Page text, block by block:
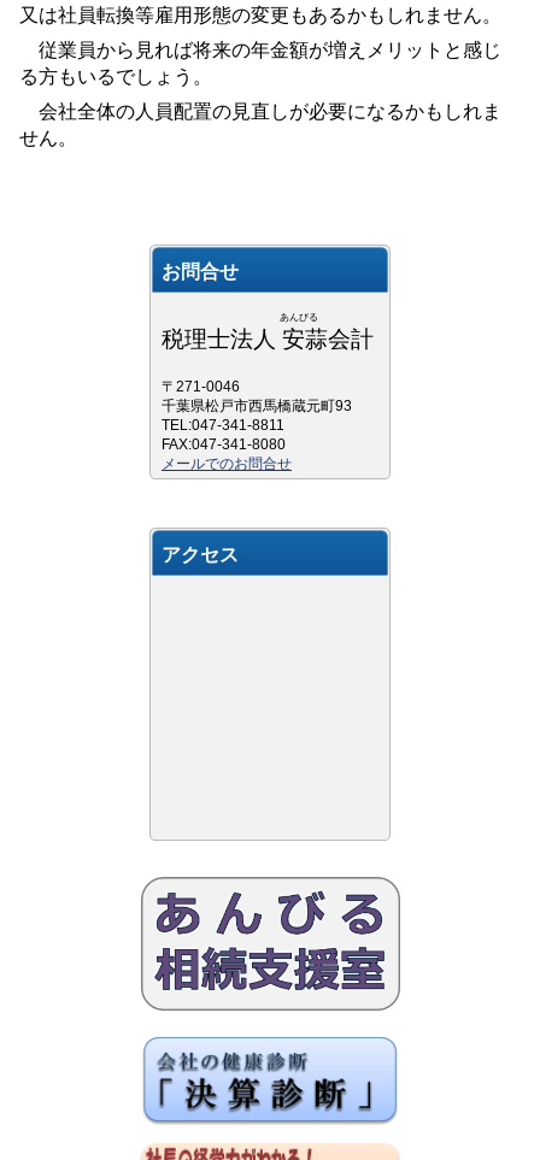
又は社員転換等雇用形態の変更もあるかもしれません。
従業員から見れば将来の年金額が増えメリットと感じ
る方もいるでしょう。
会社全体の人員配置の見直しが必要になるかもしれま
せん。
お問合せ
あんびる
税理士法人 安蒜会計
〒271-0046
千葉県松戸市西馬橋蔵元町93
TEL:047-341-8811
FAX:047-341-8080
メールでのお問合せ
アクセス